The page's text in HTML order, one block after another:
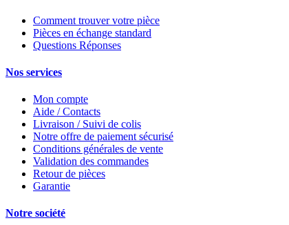
Comment trouver votre pièce
Pièces en échange standard
Questions Réponses
Nos services
Mon compte
Aide / Contacts
Livraison / Suivi de colis
Notre offre de paiement sécurisé
Conditions générales de vente
Validation des commandes
Retour de pièces
Garantie
Notre société